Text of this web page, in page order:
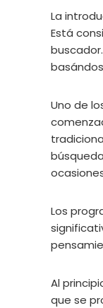
La
Está
Uno de
Los
Al
que se